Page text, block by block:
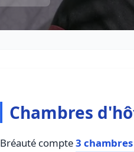
Chambres
Bréauté compte3